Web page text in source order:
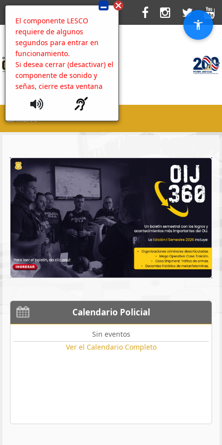
El componente LESCO
requiere de algunos
segundos para entrar en
funcionamiento.
Si desea cerrar (desactivar) el
componente de sonido y
señas, cierre esta ventana
MENU
Calendario Policial
Sin eventos
Ver el Calendario Completo